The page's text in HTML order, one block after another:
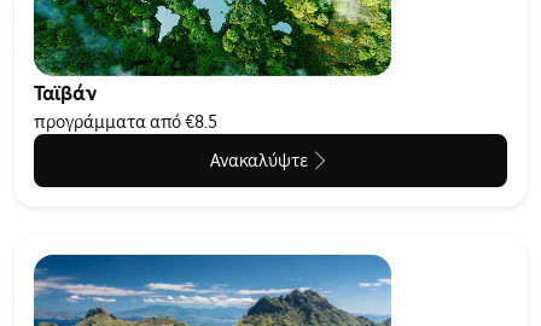
Ταϊβάν
προγράμματα από €8.5
Ανακαλύψτε